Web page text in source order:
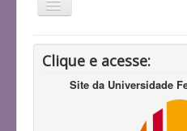
Alternar
Início
Histórico
Clique e acesse:
Site da Universidade